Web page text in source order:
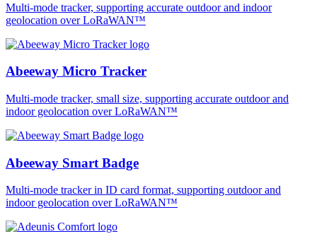
Multi-mode tracker, supporting accurate outdoor and indoor
geolocation over LoRaWAN™
Abeeway Micro Tracker
Multi-mode tracker, small size, supporting accurate outdoor and
indoor geolocation over LoRaWAN™
Abeeway Smart Badge
Multi-mode tracker in ID card format, supporting outdoor and
indoor geolocation over LoRaWAN™